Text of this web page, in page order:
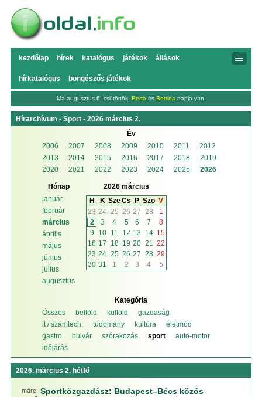
kezdőlap hírek katalógus játékok állások
hírkatalógus böngészős játékok
Ma augusztus 6, csütörtök, Berta és Bettina napja van.
Hírarchívum - Sport - 2026 március 2.
Év
2006
2007 2008 2009 2010 2011
2012
2013
2014 2015 2016 2017 2018
2019
2020
2021 2022 2023 2024 2025 2026
Hónap
január
február
március
április
május
június
július
augusztus
2026 március
H
K SzeCs P Szo V
23 24 25 26 27 28
1
2
3 4 5 6 7
8
9
10 11 12 13 14 15
16 17 18 19 20 21
22
23 24 25 26 27 28 29
30 31 1 2 3 4 5
Kategória
Összes
belföld külföld
gazdaság
it / számtech.
tudomány kultúra
életmód
gastro
bulvár szórakozás sport
auto-motor
időjárás
2026. március 2. hétfő
márc.
Sportközgazdász: Budapest–Bécs közös